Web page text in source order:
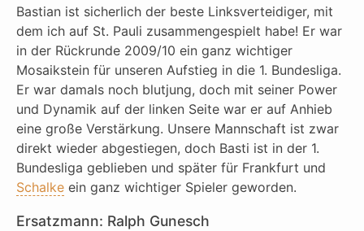
Bastian ist sicherlich der beste Linksverteidiger, mit
dem ich auf St. Pauli zusammengespielt habe! Er war
in der Rückrunde 2009/10 ein ganz wichtiger
Mosaikstein für unseren Aufstieg in die 1. Bundesliga.
Er war damals noch blutjung, doch mit seiner Power
und Dynamik auf der linken Seite war er auf Anhieb
eine große Verstärkung. Unsere Mannschaft ist zwar
direkt wieder abgestiegen, doch Basti ist in der 1.
Bundesliga geblieben und später für Frankfurt und
Schalke ein ganz wichtiger Spieler geworden.
Ersatzmann: Ralph Gunesch